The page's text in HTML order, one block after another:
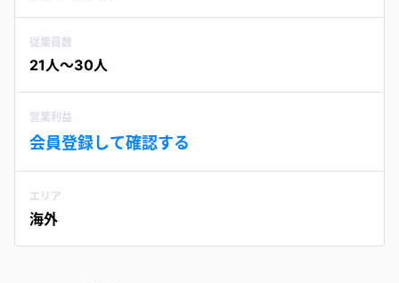
従業員数
21人〜30人
営業利益
会員登録して確認する
エリア
海外